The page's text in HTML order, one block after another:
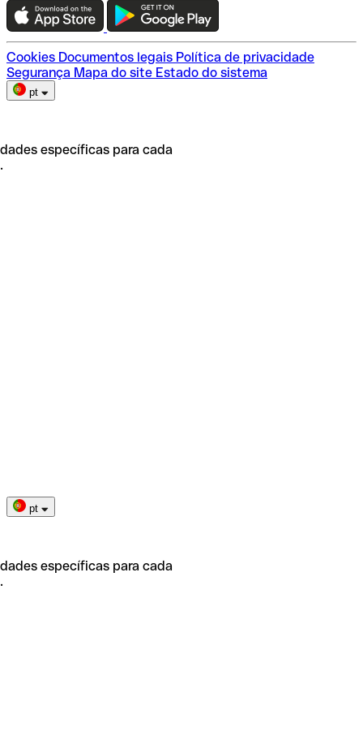
Escolha do plano
Cookies Documentos legais Política de privacidade
Segurança Mapa do site Estado do sistema
pt
específicas para cada
pt
específicas para cada